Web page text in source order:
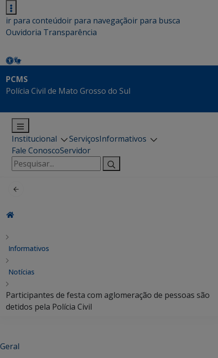
ir para conteúdoir para navegaçãoir para busca
Ouvidoria Transparência
PCMS
Polícia Civil de Mato Grosso do Sul
Institucional ServiçosInformativos
Fale ConoscoServidor
Pesquisar
por:
Informativos
Notícias
Participantes de festa com aglomeração de pessoas são
detidos pela Polícia Civil
Geral